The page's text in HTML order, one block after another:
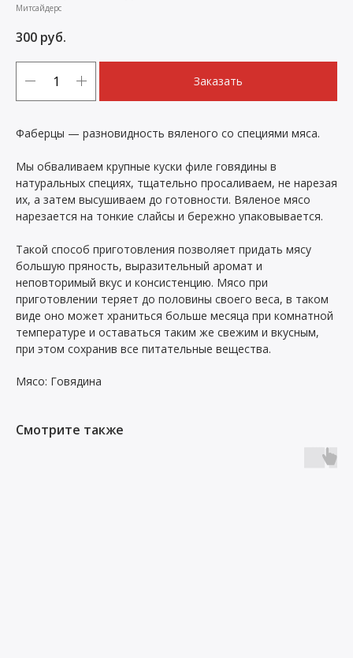
Митсайдерс
300 руб.
Заказать
Фаберцы — разновидность вяленого со специями мяса.
Мы обваливаем крупные куски филе говядины в
натуральных специях, тщательно просаливаем, не нарезая
их, а затем высушиваем до готовности. Вяленое мясо
нарезается на тонкие слайсы и бережно упаковывается.
Такой способ приготовления позволяет придать мясу
большую пряность, выразительный аромат и
неповторимый вкус и консистенцию. Мясо при
приготовлении теряет до половины своего веса, в таком
виде оно может храниться больше месяца при комнатной
температуре и оставаться таким же свежим и вкусным,
при этом сохранив все питательные вещества.
Мясо: Говядина
Смотрите также